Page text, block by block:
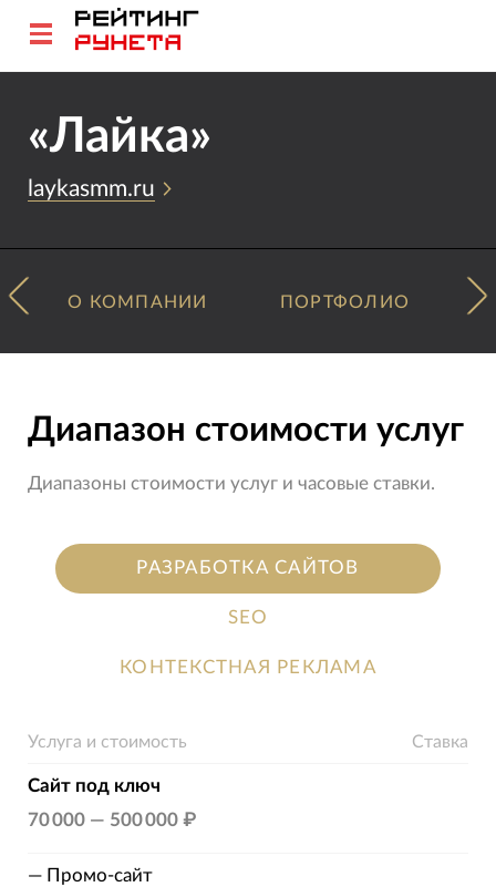
«Лайка»
laykasmm.ru
О КОМПАНИИ ПОРТФОЛИО
Диапазон стоимости услуг
Диапазоны стоимости услуг и часовые ставки.
РАЗРАБОТКА САЙТОВ
SEO
КОНТЕКСТНАЯ РЕКЛАМА
Услуга и стоимость Ставка
Сайт под ключ
70 000— 500 000 ₽
— Промо-сайт